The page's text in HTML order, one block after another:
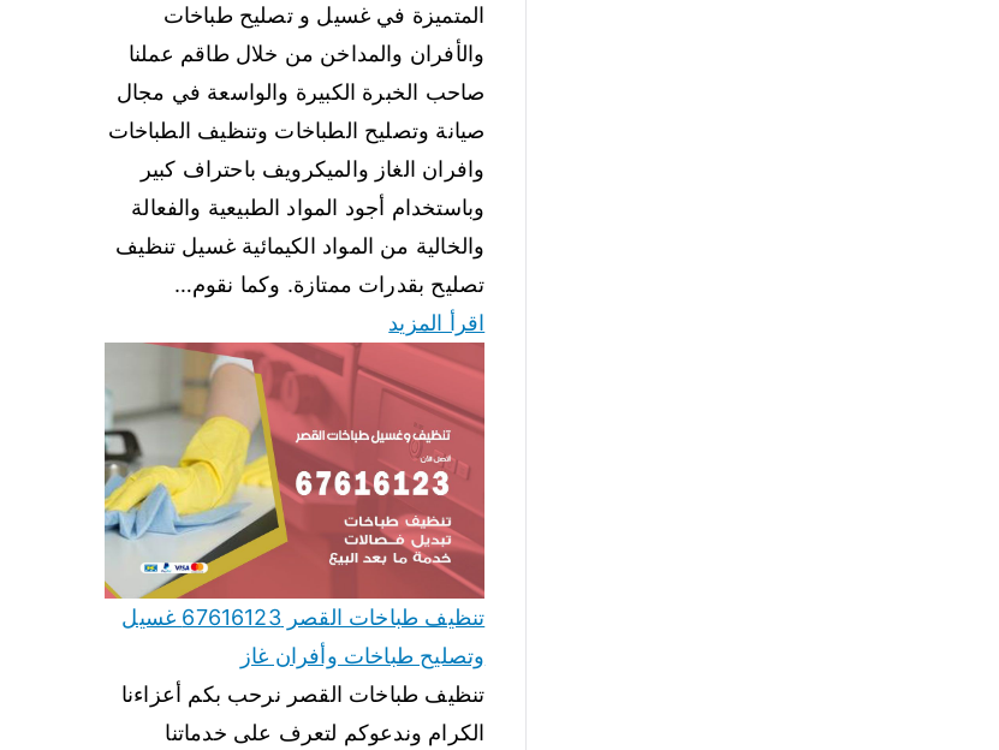
المتميزة في غسيل و تصليح طباخات
والأفران والمداخن من خلال طاقم عملنا
صاحب الخبرة الكبيرة والواسعة في مجال
صيانة وتصليح الطباخات وتنظيف الطباخات
وافران الغاز والميكرويف باحتراف كبير
وباستخدام أجود المواد الطبيعية والفعالة
والخالية من المواد الكيمائية غسيل تنظيف
تصليح بقدرات ممتازة. وكما نقوم…
اقرأ المزيد
تنظيف طباخات القصر 67616123 غسيل
وتصليح طباخات وأفران غاز
تنظيف طباخات القصر نرحب بكم أعزاءنا
الكرام وندعوكم لتعرف على خدماتنا